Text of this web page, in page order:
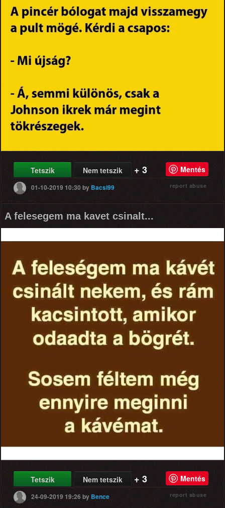
Tetszik Nem tetszik + 3 Mentés
01-10-2019 10:30by Bacsi99 report abuse
A felesegem ma kavet csinalt...
Tetszik Nem tetszik + 3 Mentés
24-09-2019 19:26by Bence report abuse